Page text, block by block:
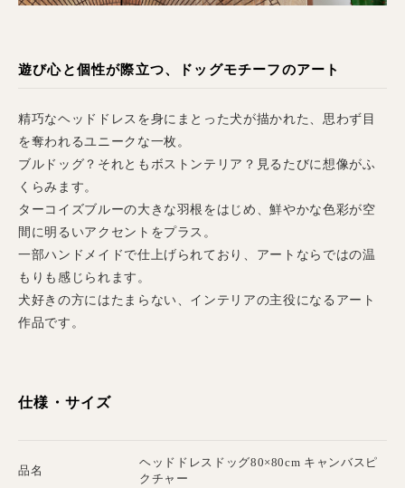
遊び心と個性が際立つ、ドッグモチーフのアート
精巧なヘッドドレスを身にまとった犬が描かれた、思わず目
を奪われるユニークな一枚。
ブルドッグ？それともボストンテリア？見るたびに想像がふ
くらみます。
ターコイズブルーの大きな羽根をはじめ、鮮やかな色彩が空
間に明るいアクセントをプラス。
一部ハンドメイドで仕上げられており、アートならではの温
もりも感じられます。
犬好きの方にはたまらない、インテリアの主役になるアート
作品です。
仕様・サイズ
品名
ヘッドドレスドッグ80×80cm キャンバスピ
クチャー